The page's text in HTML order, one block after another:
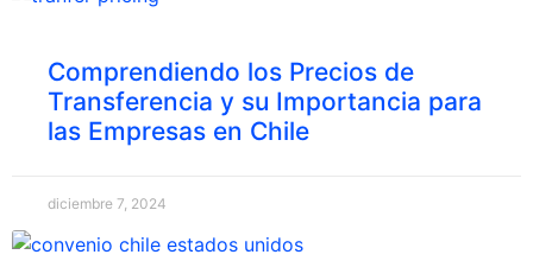
Comprendiendo los Precios de
Transferencia y su Importancia para
las Empresas en Chile
diciembre 7, 2024